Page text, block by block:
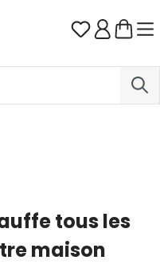
Vous avez
tous les
maison